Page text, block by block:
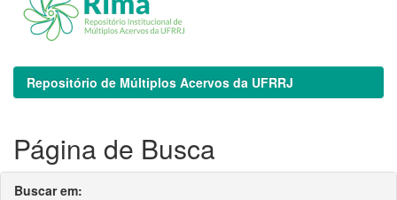
Repositório de Múltiplos Acervos da UFRRJ
Página de Busca
Buscar em: